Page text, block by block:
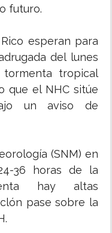
futuro.
esperan para
del lunes
tropical
que el NHC sitúe
un aviso de
(SNM) en
36 horas de la
hay altas
pase sobre la